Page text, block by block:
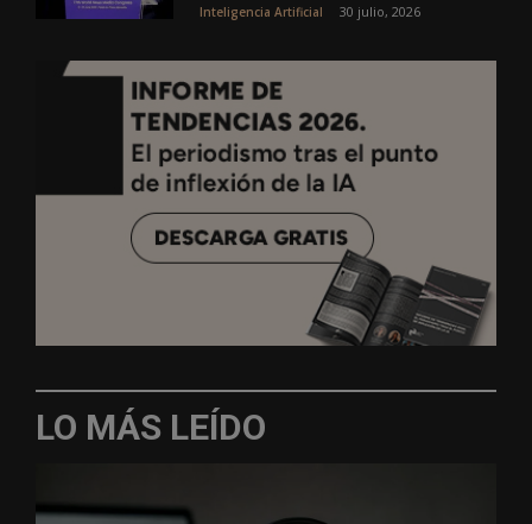
Inteligencia Artificial 30 julio, 2026
LO MÁS LEÍDO